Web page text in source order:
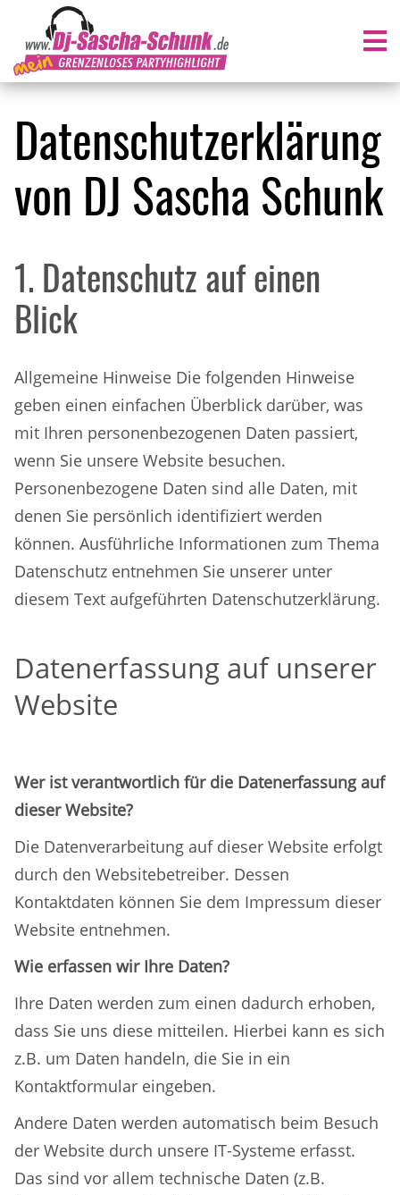
Datenschutzerklärung
von DJ Sascha Schunk
1. Datenschutz auf einen
Blick
Allgemeine Hinweise Die folgenden Hinweise
geben einen einfachen Überblick darüber, was
mit Ihren personenbezogenen Daten passiert,
wenn Sie unsere Website besuchen.
Personenbezogene Daten sind alle Daten, mit
denen Sie persönlich identifiziert werden
können. Ausführliche Informationen zum Thema
Datenschutz entnehmen Sie unserer unter
diesem Text aufgeführten Datenschutzerklärung.
Datenerfassung auf unserer
Website
Wer ist verantwortlich für die Datenerfassung auf
dieser Website?
Die Datenverarbeitung auf dieser Website erfolgt
durch den Websitebetreiber. Dessen
Kontaktdaten können Sie dem Impressum dieser
Website entnehmen.
Wie erfassen wir Ihre Daten?
Ihre Daten werden zum einen dadurch erhoben,
dass Sie uns diese mitteilen. Hierbei kann es sich
z.B. um Daten handeln, die Sie in ein
Kontaktformular eingeben.
Andere Daten werden automatisch beim Besuch
der Website durch unsere IT-Systeme erfasst.
Das sind vor allem technische Daten (z.B.